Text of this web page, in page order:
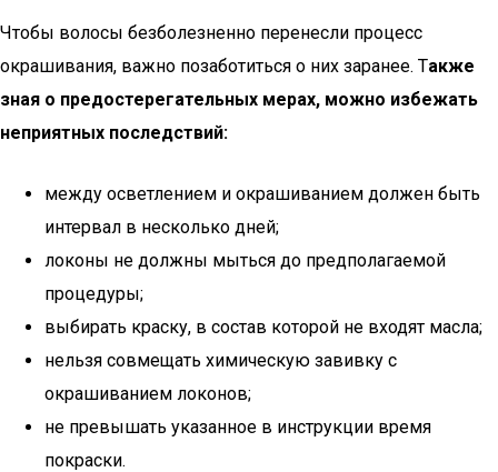
Чтобы волосы безболезненно перенесли процесс
окрашивания, важно позаботиться о них заранее. Также
зная о предостерегательных мерах, можно избежать
неприятных последствий:
между осветлением и окрашиванием должен быть
интервал в несколько дней;
локоны не должны мыться до предполагаемой
процедуры;
выбирать краску, в состав которой не входят масла;
нельзя совмещать химическую завивку с
окрашиванием локонов;
не превышать указанное в инструкции время
покраски.